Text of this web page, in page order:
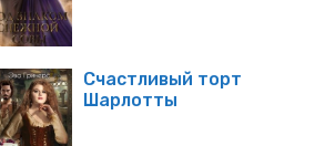
Счастливый торт
Шарлотты